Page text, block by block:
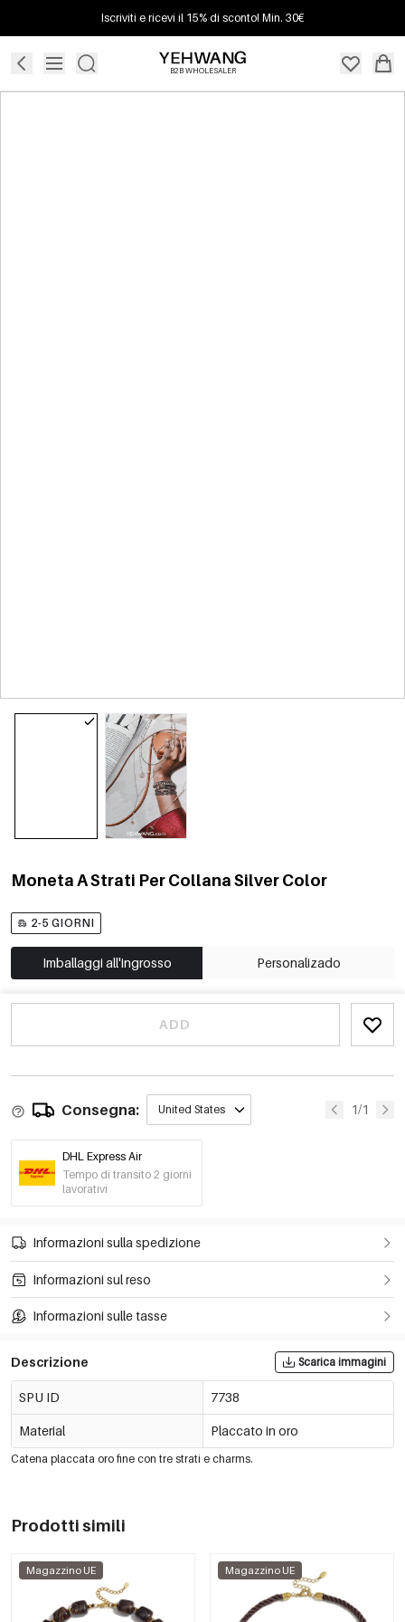
Iscriviti e ricevi il 15% di sconto! Min. 30€
B2B WHOLESALER
Moneta A Strati Per Collana Silver Color
2-5 GIORNI
Imballaggi all'ingrosso Personalizado
ADD
Consegna: United States 1/1
DHL Express Air
Tempo di transito 2 giorni
lavorativi
Informazioni sulla spedizione
Informazioni sul reso
Informazioni sulle tasse
Descrizione Scarica immagini
SPU ID 7738
Material Placcato in oro
Catena placcata oro fine con tre strati e charms.
Prodotti simili
Magazzino UE Magazzino UE